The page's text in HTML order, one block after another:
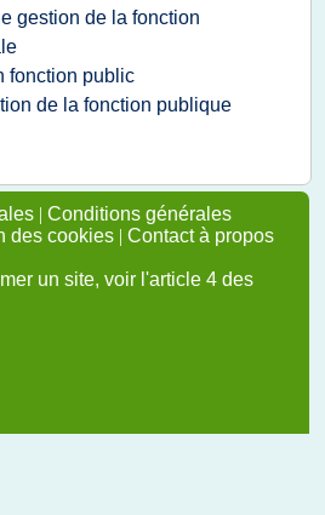
gestion de la fonction
fonction public
de la fonction publique
| Conditions générales
des cookies | Contact à propos
un site, voir l'article 4 des